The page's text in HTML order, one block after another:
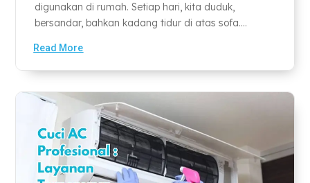
digunakan di rumah. Setiap hari, kita duduk,
bersandar, bahkan kadang tidur di atas sofa....
Read More